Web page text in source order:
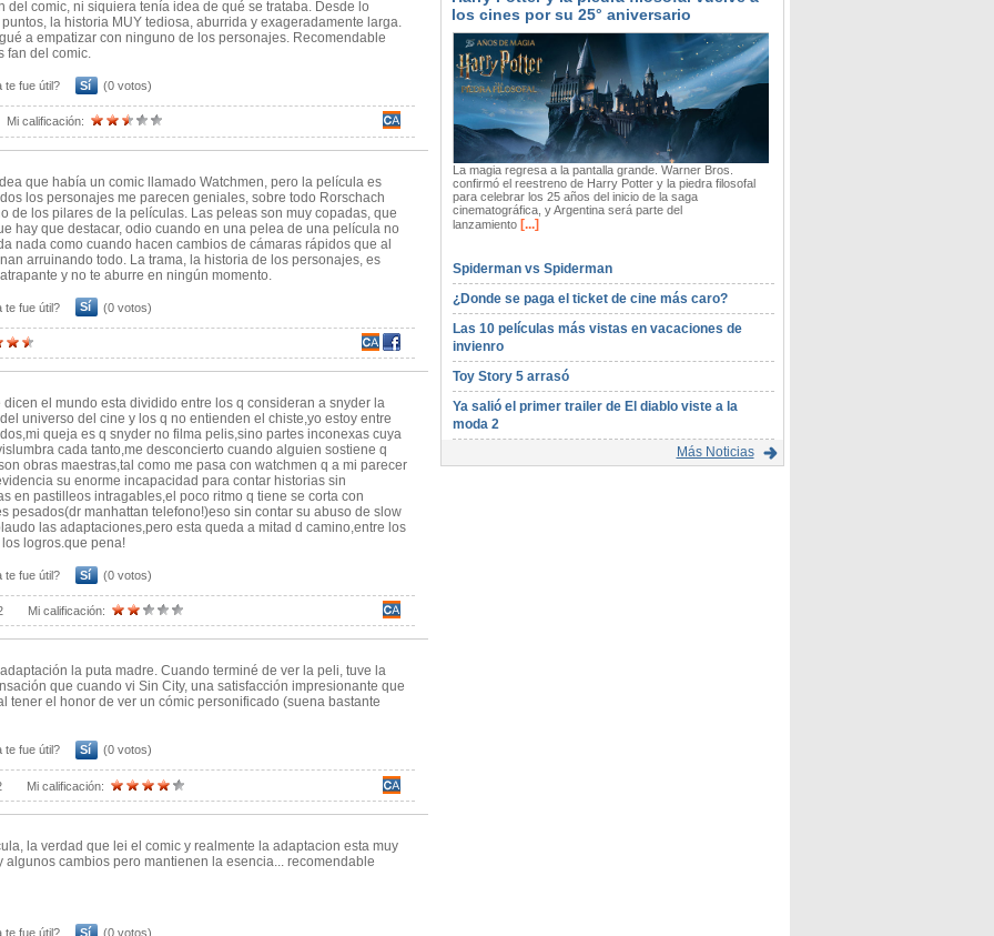
del comic, ni siquiera tenía idea de qué se trataba. Desde lo
la historia MUY tediosa, aburrida y exageradamente larga.
a empatizar con ninguno de los personajes. Recomendable
fan del comic.
te fue útil? Sí (0 votos)
Mi calificación:
que había un comic llamado Watchmen, pero la película es
los personajes me parecen geniales, sobre todo Rorschach
de los pilares de la películas. Las peleas son muy copadas, que
hay que destacar, odio cuando en una pelea de una película no
nada como cuando hacen cambios de cámaras rápidos que al
arruinando todo. La trama, la historia de los personajes, es
y no te aburre en ningún momento.
te fue útil? Sí (0 votos)
dicen el mundo esta dividido entre los q consideran a snyder la
universo del cine y los q no entienden el chiste,yo estoy entre
queja es q snyder no filma pelis,sino partes inconexas cuya
cada tanto,me desconcierto cuando alguien sostiene q
obras maestras,tal como me pasa con watchmen q a mi parecer
su enorme incapacidad para contar historias sin
en pastilleos intragables,el poco ritmo q tiene se corta con
pesados(dr manhattan telefono!)eso sin contar su abuso de slow
las adaptaciones,pero esta queda a mitad d camino,entre los
logros.que pena!
te fue útil? Sí (0 votos)
Mi calificación:
la puta madre. Cuando terminé de ver la peli, tuve la
que cuando vi Sin City, una satisfacción impresionante que
tener el honor de ver un cómic personificado (suena bastante
te fue útil? Sí (0 votos)
Mi calificación:
la verdad que lei el comic y realmente la adaptacion esta muy
algunos cambios pero mantienen la esencia... recomendable
te fue útil? Sí (0 votos)
los cines por su 25° aniversario
La magia regresa a la pantalla grande. Warner Bros.
confirmó el reestreno de Harry Potter y la piedra filosofal
para celebrar los 25 años del inicio de la saga
cinematográfica, y Argentina será parte del
lanzamiento[...]
Spiderman vs Spiderman
¿Donde se paga el ticket de cine más caro?
Las 10 películas más vistas en vacaciones de
invienro
Toy Story 5 arrasó
Ya salió el primer trailer de El diablo viste a la
moda 2
Más Noticias